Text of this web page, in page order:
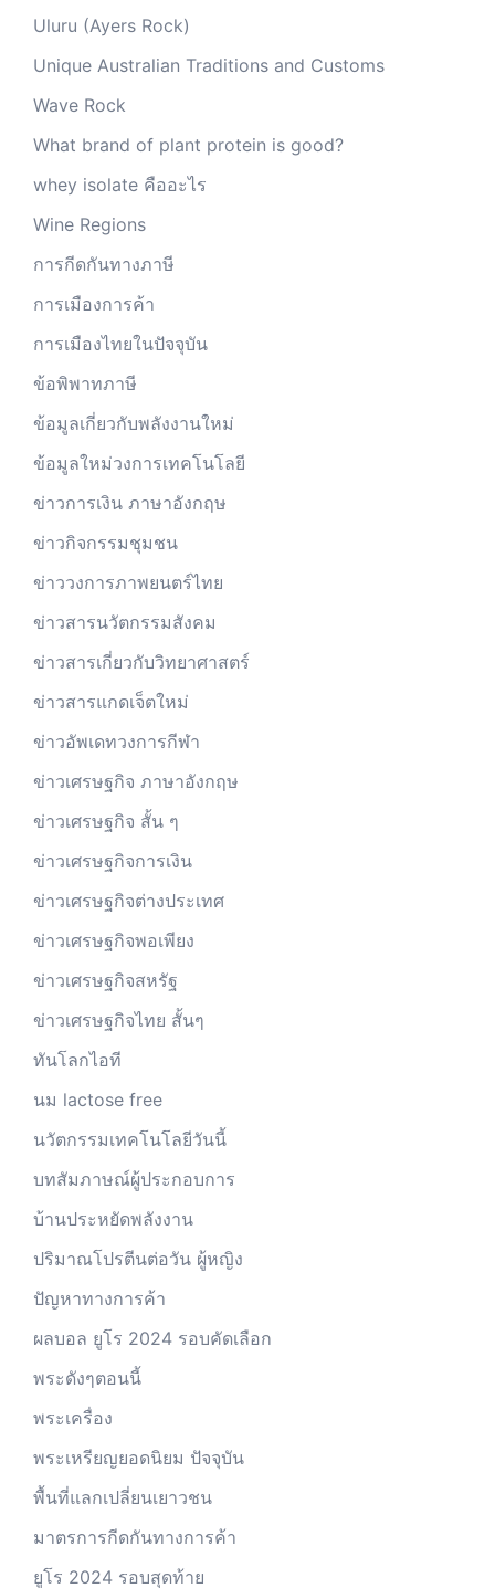
Uluru (Ayers Rock)
Unique Australian Traditions and Customs
Wave Rock
What brand of plant protein is good?
whey isolate คืออะไร
Wine Regions
การกีดกันทางภาษี
การเมืองการค้า
การเมืองไทยในปัจจุบัน
ข้อพิพาทภาษี
ข้อมูลเกี่ยวกับพลังงานใหม่
ข้อมูลใหม่วงการเทคโนโลยี
ข่าวการเงิน ภาษาอังกฤษ
ข่าวกิจกรรมชุมชน
ข่าววงการภาพยนตร์ไทย
ข่าวสารนวัตกรรมสังคม
ข่าวสารเกี่ยวกับวิทยาศาสตร์
ข่าวสารแกดเจ็ตใหม่
ข่าวอัพเดทวงการกีฬา
ข่าวเศรษฐกิจ ภาษาอังกฤษ
ข่าวเศรษฐกิจ สั้น ๆ
ข่าวเศรษฐกิจการเงิน
ข่าวเศรษฐกิจต่างประเทศ
ข่าวเศรษฐกิจพอเพียง
ข่าวเศรษฐกิจสหรัฐ
ข่าวเศรษฐกิจไทย สั้นๆ
ทันโลกไอที
นม lactose free
นวัตกรรมเทคโนโลยีวันนี้
บทสัมภาษณ์ผู้ประกอบการ
บ้านประหยัดพลังงาน
ปริมาณโปรตีนต่อวัน ผู้หญิง
ปัญหาทางการค้า
ผลบอล ยูโร 2024 รอบคัดเลือก
พระดังๆตอนนี้
พระเครื่อง
พระเหรียญยอดนิยม ปัจจุบัน
พื้นที่แลกเปลี่ยนเยาวชน
มาตรการกีดกันทางการค้า
ยูโร 2024 รอบสุดท้าย